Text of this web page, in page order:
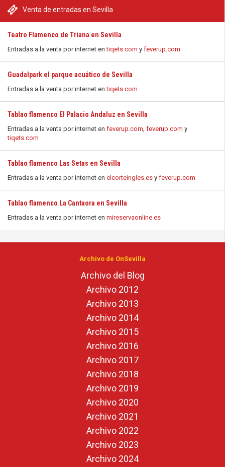
Venta de entradas en Sevilla
Teatro Flamenco de Triana en Sevilla
Entradas a la venta por internet entiqets.com y feverup.com
Guadalpark el parque acuático de Sevilla
Entradas a la venta por internet entiqets.com
Tablao flamenco El Palacio Andaluz en Sevilla
Entradas a la venta por internet en feverup.com, feverup.com y
tiqets.com
Tablao flamenco Las Setas en Sevilla
Entradas a la venta por internet en elcorteingles.es y feverup.com
Tablao flamenco La Cantaora en Sevilla
Entradas a la venta por internet en mireservaonline.es
Archivo de OnSevilla
Archivo del Blog
Archivo 2012
Archivo 2013
Archivo 2014
Archivo 2015
Archivo 2016
Archivo 2017
Archivo 2018
Archivo 2019
Archivo 2020
Archivo 2021
Archivo 2022
Archivo 2023
Archivo 2024